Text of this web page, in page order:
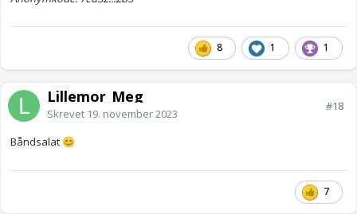
8 1 1
Lillemor_Meg
Skrevet 19. november 2023
#18
Båndsalat 😊
7